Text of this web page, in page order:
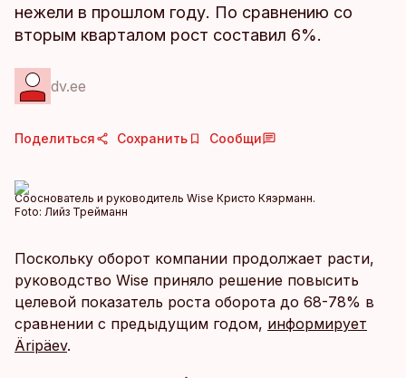
нежели в прошлом году. По сравнению со
вторым кварталом рост составил 6%.
dv.ee
Поделиться Сохранить Сообщи
Сооснователь и руководитель Wise Кристо Кяэрманн.
Foto: Лийз Трейманн
Поскольку оборот компании продолжает расти,
руководство Wise приняло решение повысить
целевой показатель роста оборота до 68-78% в
сравнении с предыдущим годом, информирует
Äripäev.